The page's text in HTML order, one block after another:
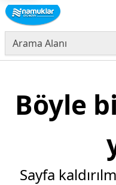
Böyle
Sayfa